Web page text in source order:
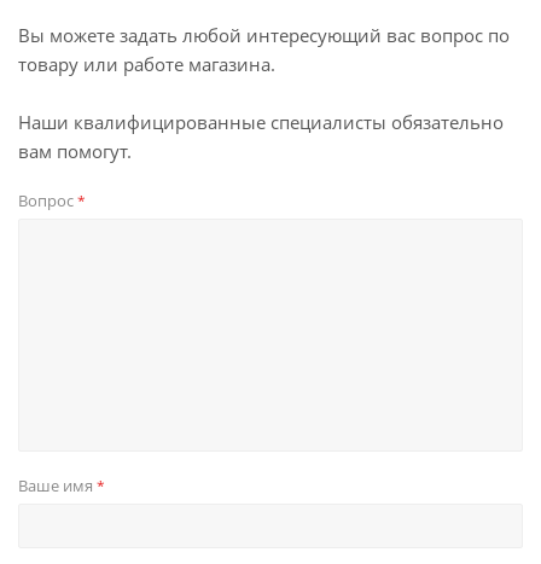
Вы можете задать любой интересующий вас вопрос по
товару или работе магазина.
Наши квалифицированные специалисты обязательно
вам помогут.
Вопрос*
Ваше имя *